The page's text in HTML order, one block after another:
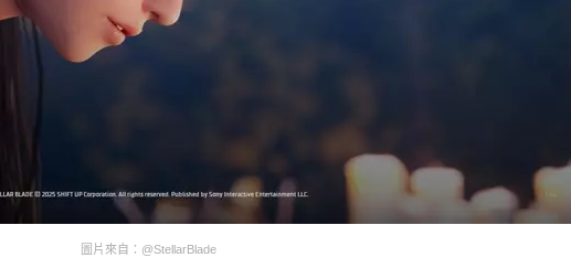
圖片來自：@StellarBlade